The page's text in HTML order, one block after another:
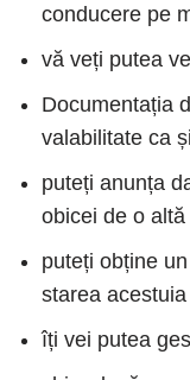
conducere pe
vă veți putea
Documentația
valabilitate ca
puteți anunța
obicei de o
puteți obține
starea acestuia
îți vei putea